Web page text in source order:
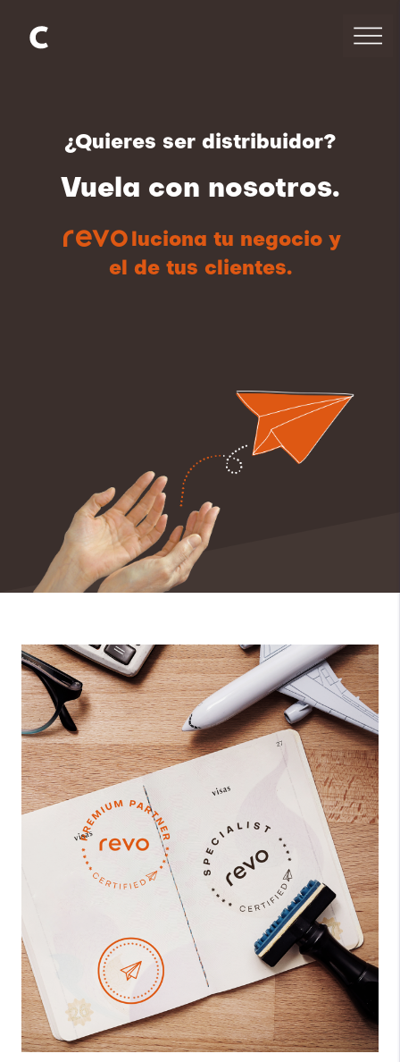
¿Quieres ser distribuidor?
Vuela con nosotros.
revo
luciona tu negocio y
el de tus clientes.